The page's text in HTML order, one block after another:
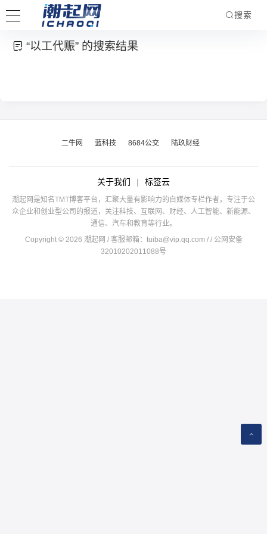
搜索
“以工代赈” 的搜索结果
二牛网 蓝科技 8684公交 陆玖财经
关于我们 | 标签云
潮起网是知名TMT博客平台，汇聚大量有影响力的自媒体专栏作者，专注于公
众企业和创业型公司的报道，关注科技、互联网、财经、人工智能、新能源、
通信、汽车和教育等行业。
Copyright © 2026 潮起网 / 客服邮箱： tuiba@vip.qq.com / / 公网安备
32010202011088号